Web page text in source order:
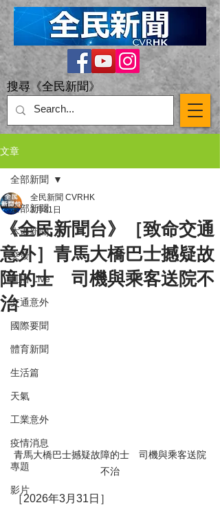
搜尋《全民新聞》
文章
全部新聞
本港新聞
突發
直播 Live
交通意外
國際要聞
體育新聞
生活篇
天氣
工業意外
疫情消息
專題
影片
全部新聞
《全民新聞台》［致命交通
意外］青馬大橋巴士撼疑故
障的士 司機與乘客送院不
治
全民新聞 CVRHK
3月31日
青馬大橋巴士撼疑故障的士　司機與乘客送院
不治
［2026年3月31日］